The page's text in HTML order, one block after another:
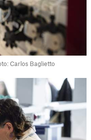
Carlos Baglietto